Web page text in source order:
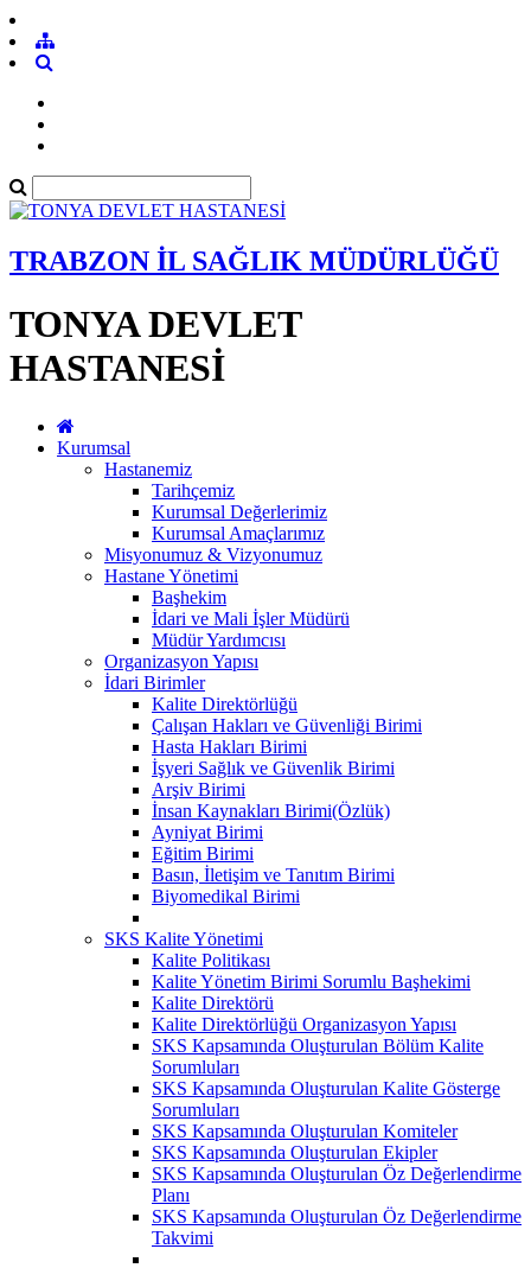
TRABZON İL SAĞLIK MÜDÜRLÜĞÜ
TONYA DEVLET
HASTANESİ
Kurumsal
Hastanemiz
Tarihçemiz
Kurumsal Değerlerimiz
Kurumsal Amaçlarımız
Misyonumuz & Vizyonumuz
Hastane Yönetimi
Başhekim
İdari ve Mali İşler Müdürü
Müdür Yardımcısı
Organizasyon Yapısı
İdari Birimler
Kalite Direktörlüğü
Çalışan Hakları ve Güvenliği Birimi
Hasta Hakları Birimi
İşyeri Sağlık ve Güvenlik Birimi
Arşiv Birimi
İnsan Kaynakları Birimi(Özlük)
Ayniyat Birimi
Eğitim Birimi
Basın, İletişim ve Tanıtım Birimi
Biyomedikal Birimi
SKS Kalite Yönetimi
Kalite Politikası
Kalite Yönetim Birimi Sorumlu Başhekimi
Kalite Direktörü
Kalite Direktörlüğü Organizasyon Yapısı
SKS Kapsamında Oluşturulan Bölüm Kalite
Sorumluları
SKS Kapsamında Oluşturulan Kalite Gösterge
Sorumluları
SKS Kapsamında Oluşturulan Komiteler
SKS Kapsamında Oluşturulan Ekipler
SKS Kapsamında Oluşturulan Öz Değerlendirme
Planı
SKS Kapsamında Oluşturulan Öz Değerlendirme
Takvimi